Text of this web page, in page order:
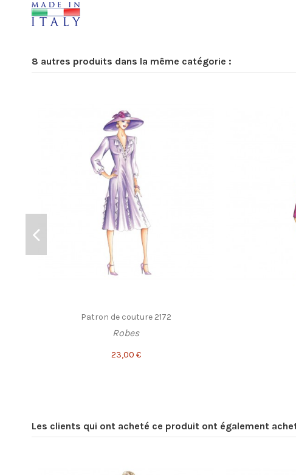
8 autres produits dans la même catégorie :
Patron de couture 2172
Robes
23,00 €
Les clients qui ont acheté ce produit ont également